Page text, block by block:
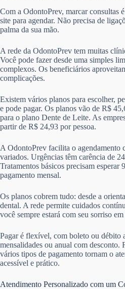
Com a OdontoPrev, marcar consultas
site para agendar. Não precisa de
palma da sua mão.
A rede da OdontoPrev tem muitas
Você pode fazer desde uma simples
complexos. Os beneficiários
complicações.
Existem vários planos para escolher,
e pode pagar. Os planos vão de R$
para o plano Dente de Leite. As
partir de R$ 24,93 por pessoa.
A OdontoPrev facilita o agendamento
variados. Urgências têm carência de
Tratamentos básicos precisam esperar
pagamento mensal.
Os planos cobrem tudo: desde a
dental. A rede permite cuidados
você sempre estará com seu sorriso
Pagar é flexível, com boleto ou débito
mensalidades ou anual com desconto.
vários tipos de pagamento tornam o
acessível e prático.
Atendimento Personalizado com um